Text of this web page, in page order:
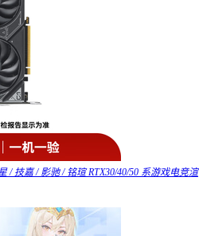
/ 技嘉 / 影驰 / 铭瑄 RTX30/40/50 系游戏电竞渲